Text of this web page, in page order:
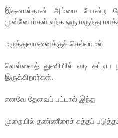
இதனால்தான் அம்மை போன்ற
முன்னோர்கள் எந்த ஒரு மருந்து
மருத்துவமனைக்குச் செல்லாமல்
வெள்ளைத் துணியில் வடி கட்டிய
இருக்கிறார்கள்.
எனவே தேவைப் பட்டால் இந்த
முறையில் தண்ணீரைச் சுத்தப்